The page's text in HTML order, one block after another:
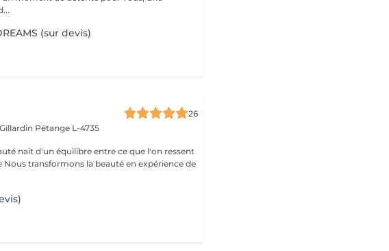
(sur devis)
26
Pétange L-4735
nait d'un équilibre entre ce que l'on ressent